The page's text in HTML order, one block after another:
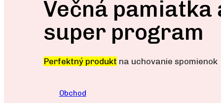
Večná pamiatka
super program
Perfektný produkt na uchovanie spomienok
Obchod